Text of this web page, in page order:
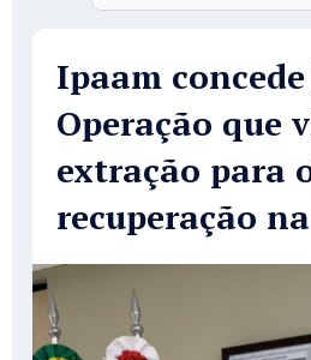
Ipaam
Operação que
extração para
recuperação